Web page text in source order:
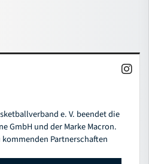
e. V. beendet die
GmbH und der Marke Macron.
Partnerschaften